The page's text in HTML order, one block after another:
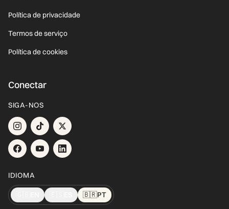
Política de privacidade
Termos de serviço
Política de cookies
Conectar
SIGA-NOS
IDIOMA
🇧🇷PT